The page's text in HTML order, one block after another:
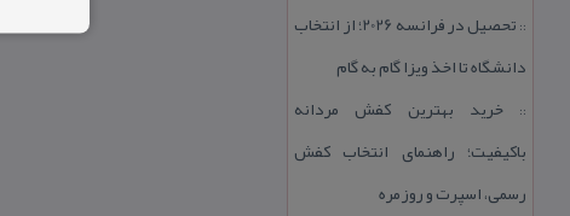
::
تحصیل در فرانسه 2026؛ از انتخاب
دانشگاه تا اخذ ویزا گام به گام
::خرید بهترین كفش مردانه
باكیفیت؛ راهنمای انتخاب كفش
رسمی، اسپرت و روزمره